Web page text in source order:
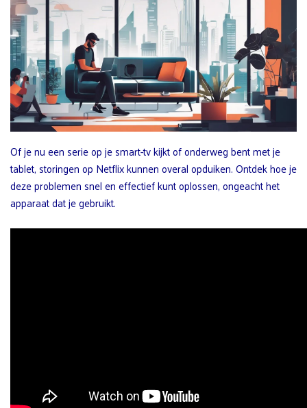
Of je nu een serie op je smart-tv kijkt of onderweg bent met je
tablet, storingen op Netflix kunnen overal opduiken. Ontdek hoe je
deze problemen snel en effectief kunt oplossen, ongeacht het
apparaat dat je gebruikt.